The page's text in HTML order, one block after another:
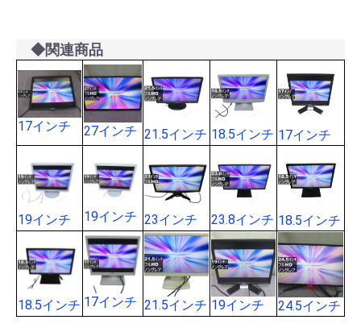
◆関連商品
17インチ 27インチ 21.5インチ 18.5インチ 17インチ
19インチ 19インチ 23インチ 23.8インチ 18.5インチ
18.5インチ 17インチ 21.5インチ 19インチ 24.5インチ